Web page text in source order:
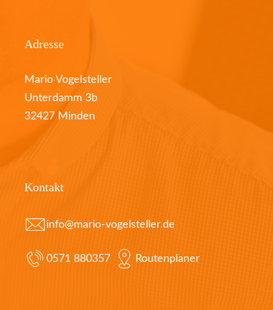
Adresse
Mario Vogelsteller
Unterdamm 3b
32427 Minden
Kontakt
info@mario-vogelsteller.de
0571 880357 Routenplaner